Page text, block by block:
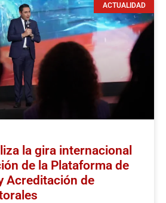
ACTUALIDAD
la gira internacional
de la Plataforma de
Acreditación de